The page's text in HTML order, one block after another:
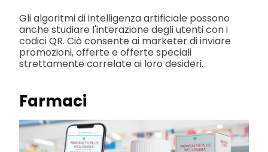
Gli algoritmi di intelligenza artificiale possono
anche studiare l'interazione degli utenti con i
codici QR. Ciò consente ai marketer di inviare
promozioni, offerte e offerte speciali
strettamente correlate ai loro desideri.
Farmaci